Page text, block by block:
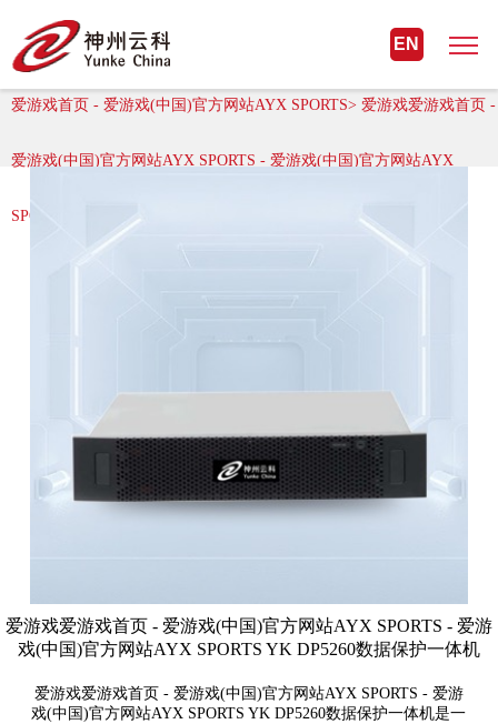
爱游戏首页 - 爱游戏(中国)官方网站
AYX SPORTS
EN
爱游戏首页 - 爱游戏(中国)官方网站AYX SPORTS> 爱游戏爱游戏首页 -
爱游戏(中国)官方网站AYX SPORTS - 爱游戏(中国)官方网站AYX
SPORTS > 数据保护系统
爱游戏爱游戏首页 - 爱游戏(中国)官方网站AYX SPORTS - 爱游
戏(中国)官方网站AYX SPORTS YK DP5260数据保护一体机
爱游戏爱游戏首页 - 爱游戏(中国)官方网站AYX SPORTS - 爱游
戏(中国)官方网站AYX SPORTS YK DP5260数据保护一体机是一